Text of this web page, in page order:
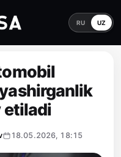
RU UZ
etiladi
18.05.2026, 18:15